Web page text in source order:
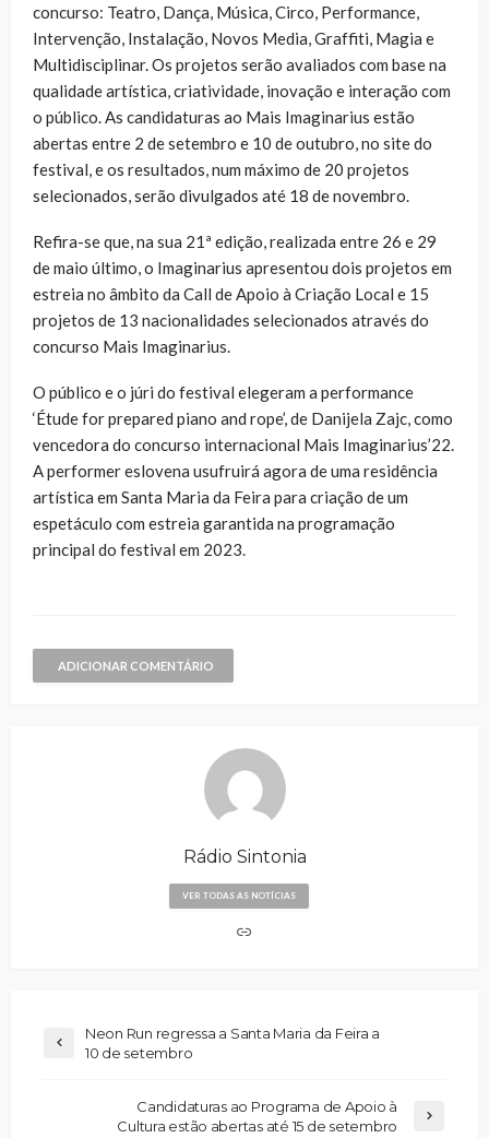
concurso: Teatro, Dança, Música, Circo, Performance,
Intervenção, Instalação, Novos Media, Graffiti, Magia e
Multidisciplinar. Os projetos serão avaliados com base na
qualidade artística, criatividade, inovação e interação com
o público. As candidaturas ao Mais Imaginarius estão
abertas entre 2 de setembro e 10 de outubro, no site do
festival, e os resultados, num máximo de 20 projetos
selecionados, serão divulgados até 18 de novembro.
Refira-se que, na sua 21ª edição, realizada entre 26 e 29
de maio último, o Imaginarius apresentou dois projetos em
estreia no âmbito da Call de Apoio à Criação Local e 15
projetos de 13 nacionalidades selecionados através do
concurso Mais Imaginarius.
O público e o júri do festival elegeram a performance
‘Étude for prepared piano and rope’, de Danijela Zajc, como
vencedora do concurso internacional Mais Imaginarius’22.
A performer eslovena usufruirá agora de uma residência
artística em Santa Maria da Feira para criação de um
espetáculo com estreia garantida na programação
principal do festival em 2023.
ADICIONAR COMENTÁRIO
Rádio Sintonia
VER TODAS AS NOTÍCIAS
Neon Run regressa a Santa Maria da Feira a
10 de setembro
Candidaturas ao Programa de Apoio à
Cultura estão abertas até 15 de setembro